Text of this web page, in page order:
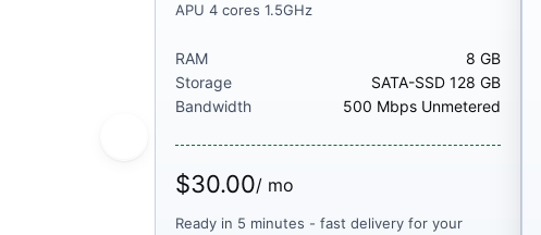
APU 4 cores 1.5GHz
RAM
8 GB
Storage
SATA-SSD 128 GB
Bandwidth
500 Mbps Unmetered
$30.00/ mo
Ready in 5 minutes - fast delivery for your